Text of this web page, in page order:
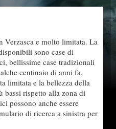
Verzasca e molto limitata. La
sono case di
bellissime case tradizionali
centinaio di anni fa.
limitata e la bellezza della
rispetto alla zona di
possono anche essere
di ricerca a sinistra per